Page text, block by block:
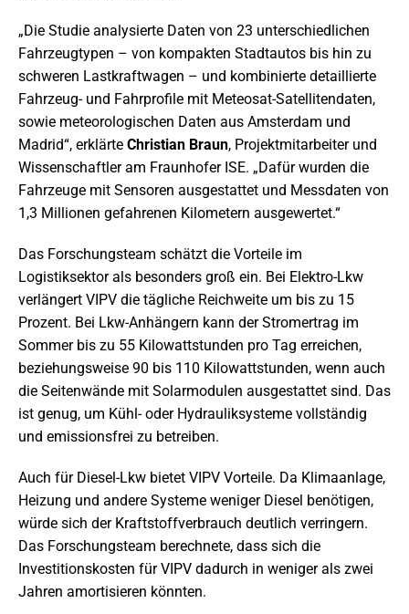
„Die Studie analysierte Daten von 23 unterschiedlichen
Fahrzeugtypen – von kompakten Stadtautos bis hin zu
schweren Lastkraftwagen – und kombinierte detaillierte
Fahrzeug- und Fahrprofile mit Meteosat-Satellitendaten,
sowie meteorologischen Daten aus Amsterdam und
Madrid“, erklärte Christian Braun, Projektmitarbeiter und
Wissenschaftler am Fraunhofer ISE. „Dafür wurden die
Fahrzeuge mit Sensoren ausgestattet und Messdaten von
1,3 Millionen gefahrenen Kilometern ausgewertet.“
Das Forschungsteam schätzt die Vorteile im
Logistiksektor als besonders groß ein. Bei Elektro-Lkw
verlängert VIPV die tägliche Reichweite um bis zu 15
Prozent. Bei Lkw-Anhängern kann der Stromertrag im
Sommer bis zu 55 Kilowattstunden pro Tag erreichen,
beziehungsweise 90 bis 110 Kilowattstunden, wenn auch
die Seitenwände mit Solarmodulen ausgestattet sind. Das
ist genug, um Kühl- oder Hydrauliksysteme vollständig
und emissionsfrei zu betreiben.
Auch für Diesel-Lkw bietet VIPV Vorteile. Da Klimaanlage,
Heizung und andere Systeme weniger Diesel benötigen,
würde sich der Kraftstoffverbrauch deutlich verringern.
Das Forschungsteam berechnete, dass sich die
Investitionskosten für VIPV dadurch in weniger als zwei
Jahren amortisieren könnten.